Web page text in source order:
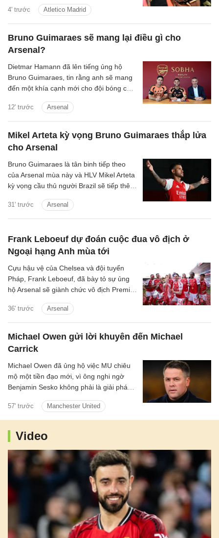
4' trước Atletico Madrid
anh.
Bruno Guimaraes sẽ mang lại điều gì cho
Arsenal?
12' trước Arsenal
Dietmar Hamann đã lên tiếng ủng hộ
Bruno Guimaraes, tin rằng anh sẽ mang
đến một khía cạnh mới cho đội bóng của
Mikel Arteta kỳ vọng Bruno Guimaraes thắp lửa
cho Arsenal
31' trước Arsenal
Bruno Guimaraes là tân binh tiếp theo
của Arsenal mùa này và HLV Mikel Arteta
kỳ vọng cầu thủ người Brazil sẽ tiếp thêm
Frank Leboeuf dự đoán cuộc đua vô địch ở
Ngoại hạng Anh mùa tới
36' trước Arsenal
Cựu hậu vệ của Chelsea và đội tuyển
Pháp, Frank Leboeuf, đã bày tỏ sự ủng
hộ Arsenal sẽ giành chức vô địch Premier
Michael Owen gửi lời khuyên đến Michael
Carrick
57' trước Manchester United
Michael Owen đã ủng hộ việc MU chiêu
mộ một tiền đạo mới, vì ông nghi ngờ
Benjamin Sesko không phải là giải pháp
Video